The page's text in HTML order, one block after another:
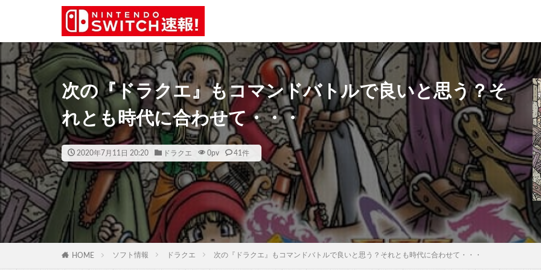
次の『ドラクエ』もコマンドバトルで良いと思う？そ
れとも時代に合わせて・・・
2020年7月11日 20:20 ドラクエ 0pv 41件
HOME ソフト情報 ドラクエ 次の『ドラクエ』もコマンドバトルで良いと思う？それとも時代に合わせて・・・